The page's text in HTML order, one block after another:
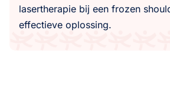
lasertherapie bij een frozen
effectieve oplossing.